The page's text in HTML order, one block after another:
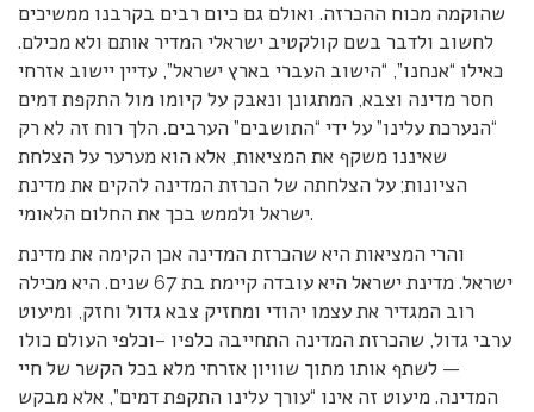
שהוקמה מכוח ההכרזה. ואולם גם כיום רבים בקרבנו ממשיכים
לחשוב ולדבר בשם קולקטיב ישראלי המדיר אותם ולא מכילם.
כאילו “אנחנו”, “הישוב העברי בארץ ישראל”, עדיין יישוב אזרחי
חסר מדינה וצבא, המתגונן ונאבק על קיומו מול התקפת דמים
“הנערכת עלינו” על ידי “התושבים” הערבים. הלך רוח זה לא רק
שאיננו משקף את המציאות, אלא הוא מערער על הצלחת
הציונות; על הצלחתה של הכרזת המדינה להקים את מדינת
ישראל ולממש בכך את החלום הלאומי.
והרי המציאות היא שהכרזת המדינה אכן הקימה את מדינת
ישראל. מדינת ישראל היא עובדה קיימת בת 67 שנים. היא מכילה
רוב המגדיר את עצמו יהודי ומחזיק צבא גדול וחזק, ומיעוט
ערבי גדול, שהכרזת המדינה התחייבה כלפיו –וכלפי העולם כולו
— לשתף אותו מתוך שוויון אזרחי מלא בכל הקשר של חיי
המדינה. מיעוט זה אינו “עורך עלינו התקפת דמים”, אלא מבקש